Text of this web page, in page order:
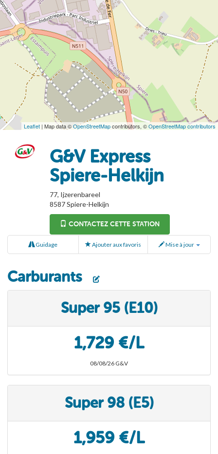
Leaflet | Map data ©OpenStreetMapcontributors, ©OpenStreetMap contributors
G&V Express
Spiere-Helkijn
77, Ijzerenbareel
8587Spiere-Helkijn
CONTACTEZ CETTE STATION
Guidage Ajouter aux favoris Mise à jour
Carburants
Super 95 (E10)
1,729 €/L
08/08/26 G&V
Super 98 (E5)
1,959 €/L